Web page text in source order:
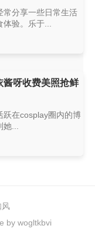
常分享一些日常生活
验。乐于...
酱呀收费美照抢鲜
跃在cosplay圈内的博
...
风
by wogltkbvi